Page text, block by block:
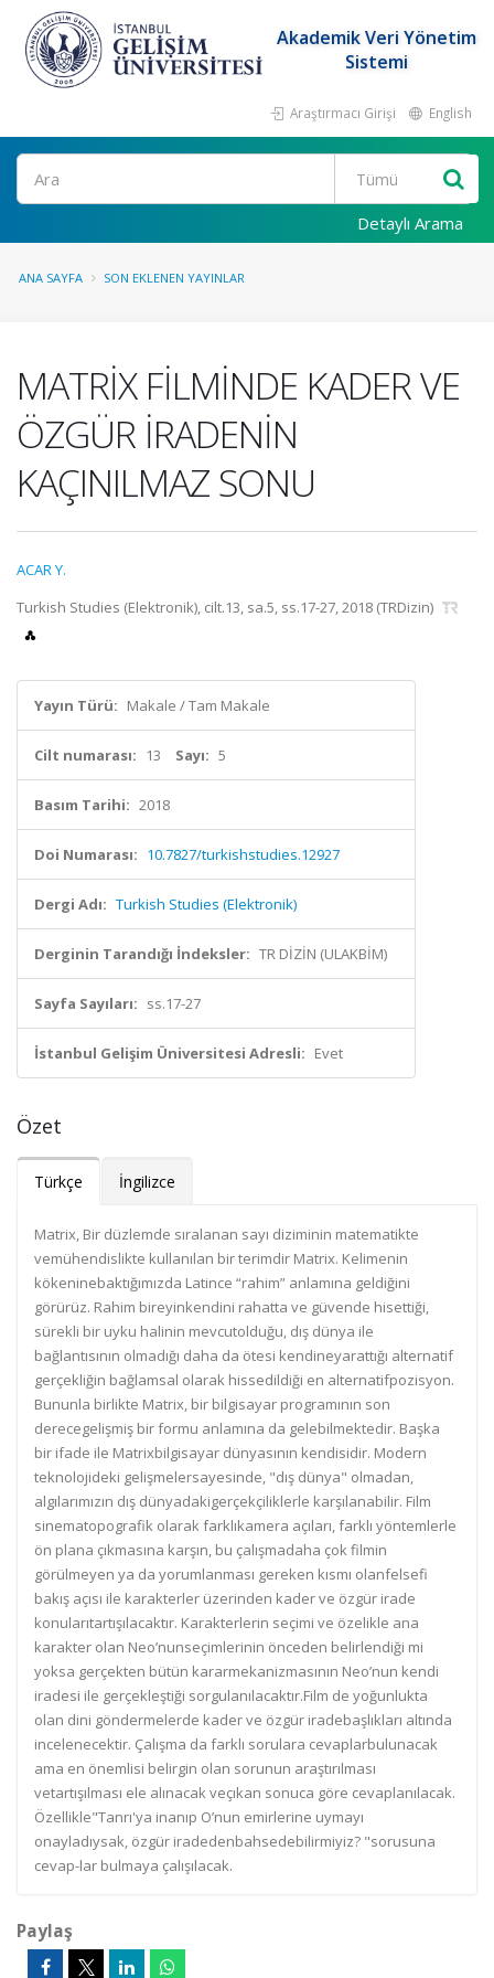
Akademik Veri Yönetim
Sistemi
Araştırmacı Girişi English
Ara
Detaylı Arama
ANA SAYFA SON EKLENEN YAYINLAR
MATRİX FİLMİNDE KADER VE
ÖZGÜR İRADENİN
KAÇINILMAZ SONU
ACAR Y.
Turkish Studies (Elektronik), cilt.13, sa.5, ss.17-27, 2018 (TRDizin)
Yayın Türü: Makale / Tam Makale
Cilt numarası: 13 Sayı: 5
Basım Tarihi: 2018
Doi Numarası: 10.7827/turkishstudies.12927
Dergi Adı: Turkish Studies (Elektronik)
Derginin Tarandığı İndeksler: TR DİZİN (ULAKBİM)
Sayfa Sayıları: ss.17-27
İstanbul Gelişim Üniversitesi Adresli: Evet
Özet
Türkçe İngilizce
Matrix, Bir düzlemde sıralanan sayı diziminin matematikte
vemühendislikte kullanılan bir terimdir Matrix. Kelimenin
kökeninebaktığımızda Latince “rahim” anlamına geldiğini
görürüz. Rahim bireyinkendini rahatta ve güvende hisettiği,
sürekli bir uyku halinin mevcutolduğu, dış dünya ile
bağlantısının olmadığı daha da ötesi kendineyarattığı alternatif
gerçekliğin bağlamsal olarak hissedildiği en alternatifpozisyon.
Bununla birlikte Matrix, bir bilgisayar programının son
derecegelişmiş bir formu anlamına da gelebilmektedir. Başka
bir ifade ile Matrixbilgisayar dünyasının kendisidir. Modern
teknolojideki gelişmelersayesinde, "dış dünya" olmadan,
algılarımızın dış dünyadakigerçekçiliklerle karşılanabilir. Film
sinematopografik olarak farklıkamera açıları, farklı yöntemlerle
ön plana çıkmasına karşın, bu çalışmadaha çok filmin
görülmeyen ya da yorumlanması gereken kısmı olanfelsefi
bakış açısı ile karakterler üzerinden kader ve özgür irade
konularıtartışılacaktır. Karakterlerin seçimi ve özelikle ana
karakter olan Neo’nunseçimlerinin önceden belirlendiği mi
yoksa gerçekten bütün kararmekanizmasının Neo’nun kendi
iradesi ile gerçekleştiği sorgulanılacaktır.Film de yoğunlukta
olan dini göndermelerde kader ve özgür iradebaşlıkları altında
incelenecektir. Çalışma da farklı sorulara cevaplarbulunacak
ama en önemlisi belirgin olan sorunun araştırılması
vetartışılması ele alınacak veçıkan sonuca göre cevaplanılacak.
Özellikle"Tanrı'ya inanıp O’nun emirlerine uymayı
onayladıysak, özgür iradedenbahsedebilirmiyiz? "sorusuna
cevap-lar bulmaya çalışılacak.
Paylaş